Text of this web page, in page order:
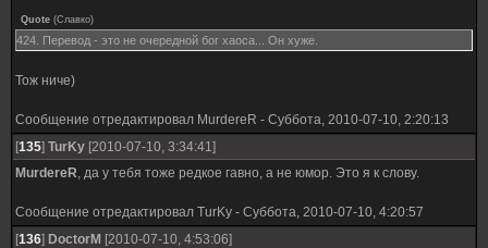
Quote (Славко)
424. Перевод - это не очередной бог хаоса... Он хуже.
Тож ниче)
Сообщение отредактировал MurdereR - Суббота, 2010-07-10, 2:20:13
[135] TurKy [2010-07-10, 3:34:41]
MurdereR, да у тебя тоже редкое гавно, а не юмор. Это я к слову.
Сообщение отредактировал TurKy - Суббота, 2010-07-10, 4:20:57
[136] DoctorM [2010-07-10, 4:53:06]